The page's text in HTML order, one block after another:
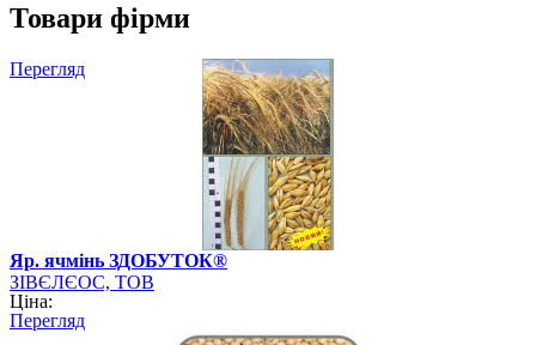
Товари фірми
Перегляд
Яр. ячмінь ЗДОБУТОК®
ЗІВЄЛЄОС, ТОВ
Ціна:
Перегляд